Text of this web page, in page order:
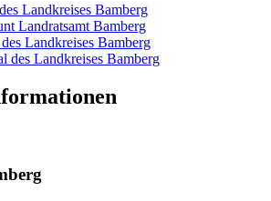
Landkreises Bamberg
Landratsamt Bamberg
Landkreises Bamberg
des Landkreises Bamberg